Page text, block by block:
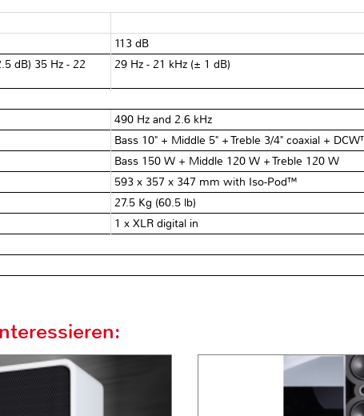
113 dB
dB) 35 Hz - 22
29 Hz - 21 kHz (± 1 dB)
490 Hz and 2.6 kHz
Bass 10" + Middle 5" + Treble 3/4" coaxial +
Bass 150 W + Middle 120 W + Treble 120 W
593 x 357 x 347 mm with Iso-Pod™
27.5 Kg (60.5 lb)
1 x XLR digital in